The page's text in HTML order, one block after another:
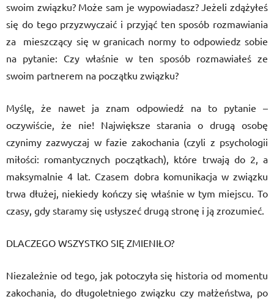
swoim związku? Może sam je wypowiadasz? Jeżeli zdążyłeś
się do tego przyzwyczaić i przyjąć ten sposób rozmawiania
za mieszczący się w granicach normy to odpowiedz sobie
na pytanie: Czy właśnie w ten sposób rozmawiałeś ze
swoim partnerem na początku związku?
Myślę, że nawet ja znam odpowiedź na to pytanie –
oczywiście, że nie! Największe starania o drugą osobę
czynimy zazwyczaj w fazie zakochania (czyli z psychologii
miłości: romantycznych początkach), które trwają do 2, a
maksymalnie 4 lat. Czasem dobra komunikacja w związku
trwa dłużej, niekiedy kończy się właśnie w tym miejscu. To
czasy, gdy staramy się usłyszeć drugą stronę i ją zrozumieć.
DLACZEGO WSZYSTKO SIĘ ZMIENIŁO?
Niezależnie od tego, jak potoczyła się historia od momentu
zakochania, do długoletniego związku czy małżeństwa, po